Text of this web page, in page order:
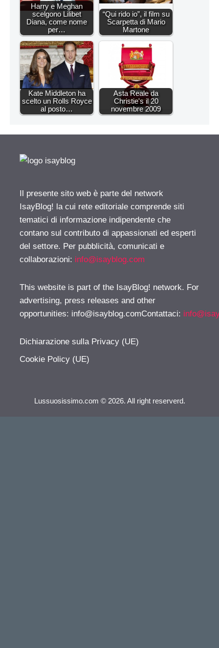
Harry e Meghan
scelgono Lilibet
Diana, come nome
per…
“Qui rido io”, il film su
Scarpetta di Mario
Martone
Kate Middleton ha
scelto un Rolls Royce
al posto…
Asta Reale da
Christie's il 20
novembre 2009
Il presente sito web è parte del network
IsayBlog! la cui rete editoriale comprende siti
tematici di informazione indipendente che
contano sul contributo di appassionati ed esperti
del settore. Per pubblicità, comunicati e
collaborazioni: info@isayblog.com
This website is part of the IsayBlog! network. For
advertising, press releases and other
opportunities: info@isayblog.comContattaci:
Dichiarazione sulla Privacy (UE)
Cookie Policy (UE)
Lussuosissimo.com © 2026. All right reserverd.